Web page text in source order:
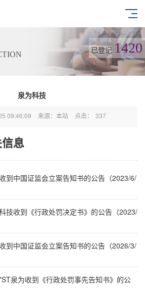
已登记 1420
泉为科技
09:46:09 来源：本站 点击： 337
息
到中国证监会立案告知书的公告（2023/6/
技收到《行政处罚决定书》的公告（2023/
到中国证监会立案告知书的公告（2026/3/
泉为收到《行政处罚事先告知书》的公